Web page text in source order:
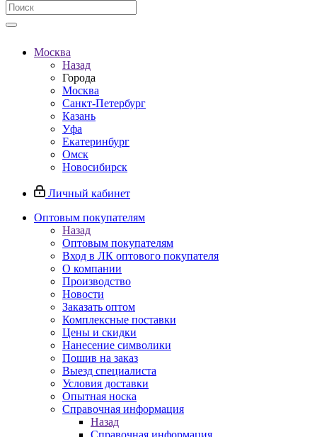
Москва
Назад
Города
Москва
Санкт-Петербург
Казань
Уфа
Екатеринбург
Омск
Новосибирск
Личный кабинет
Оптовым покупателям
Назад
Оптовым покупателям
Вход в ЛК оптового покупателя
О компании
Производство
Новости
Заказать оптом
Комплексные поставки
Цены и скидки
Нанесение символики
Пошив на заказ
Выезд специалиста
Условия доставки
Опытная носка
Справочная информация
Назад
Справочная информация